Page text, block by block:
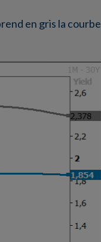
en gris la courbe